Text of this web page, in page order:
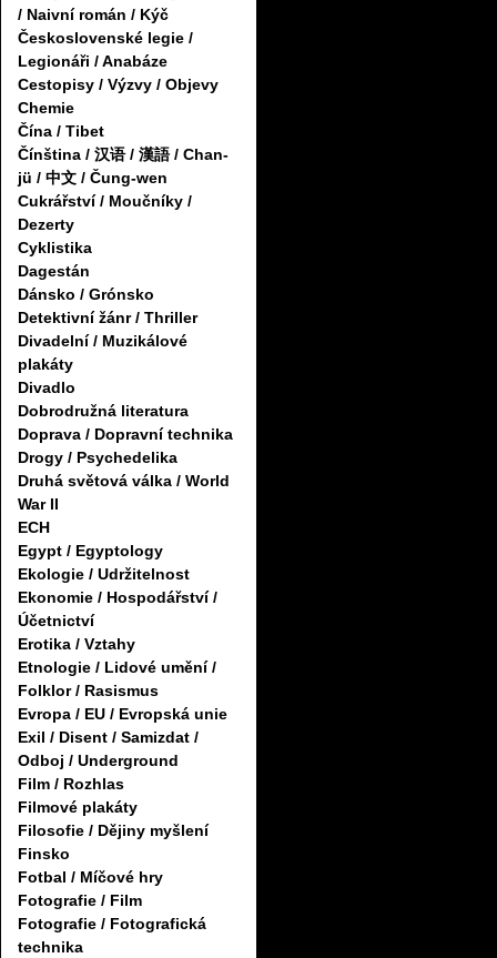
/ Naivní román / Kýč
Československé legie /
Legionáři / Anabáze
Cestopisy / Výzvy / Objevy
Chemie
Čína / Tibet
Čínština / 汉语 / 漢語 / Chan-
jü / 中文 / Čung-wen
Cukrářství / Moučníky /
Dezerty
Cyklistika
Dagestán
Dánsko / Grónsko
Detektivní žánr / Thriller
Divadelní / Muzikálové
plakáty
Divadlo
Dobrodružná literatura
Doprava / Dopravní technika
Drogy / Psychedelika
Druhá světová válka / World
War II
ECH
Egypt / Egyptology
Ekologie / Udržitelnost
Ekonomie / Hospodářství /
Účetnictví
Erotika / Vztahy
Etnologie / Lidové umění /
Folklor / Rasismus
Evropa / EU / Evropská unie
Exil / Disent / Samizdat /
Odboj / Underground
Film / Rozhlas
Filmové plakáty
Filosofie / Dějiny myšlení
Finsko
Fotbal / Míčové hry
Fotografie / Film
Fotografie / Fotografická
technika